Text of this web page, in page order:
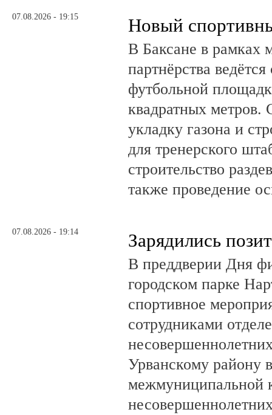
07.08.2026 - 19:15 Новый
В Баксане в рамках
партнёрства
футбольной
квадратных метров.
укладку газона и
для тренерского
строительство
также проведение
07.08.2026 - 19:14 Зарядились
В преддверии Дня
городском парке
спортивное
сотрудниками
Урванскому району
межмуниципальной